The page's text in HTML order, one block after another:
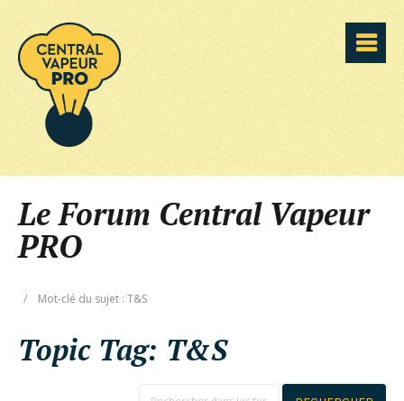
Le Forum Central Vapeur
PRO
/ Mot-clé du sujet : T&S
Topic Tag: T&S